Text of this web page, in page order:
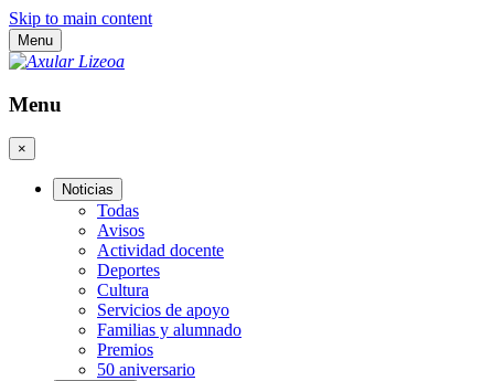
Skip to main content
Menu
Menu
×
Noticias
Todas
Avisos
Actividad docente
Deportes
Cultura
Servicios de apoyo
Familias y alumnado
Premios
50 aniversario